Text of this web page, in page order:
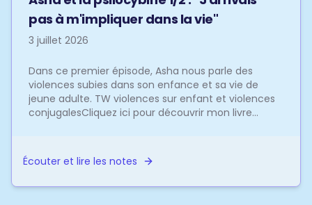
pas à m'impliquer dans la vie"
3 juillet 2026
Dans ce premier épisode, Asha nous parle des
violences subies dans son enfance et sa vie de
jeune adulte. TW violences sur enfant et violences
conjugalesCliquez ici pour découvrir mon livre
Écouter et lire les notes